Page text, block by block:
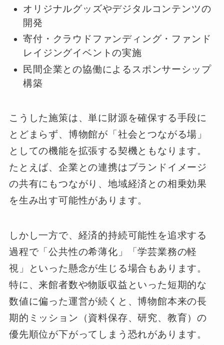
オリジナルグッズやデジタルコンテンツの
開発
寄付・クラウドファンディング・ファンド
レイジングイベントの実施
民間企業との協働によるスポンサーシップ
構築
こうした施策は、単に財源を確保する手段に
とどまらず、博物館が「社会とつながる場」
としての機能を拡張する契機ともなります。
たとえば、企業との連携はブランドイメージ
の共有にもつながり、地域経済との相乗効果
を生み出す可能性があります。
しかし一方で、経済的持続可能性を追求する
過程で「公共性の希薄化」「学芸業務の軽
視」といった懸念が生じる場合もあります。
特に、来館者数や物販収益といった短期的な
数値に偏った運営が続くと、博物館本来の長
期的ミッション（資料保存、研究、教育）の
優先順位が下がってしまう恐れがあります。